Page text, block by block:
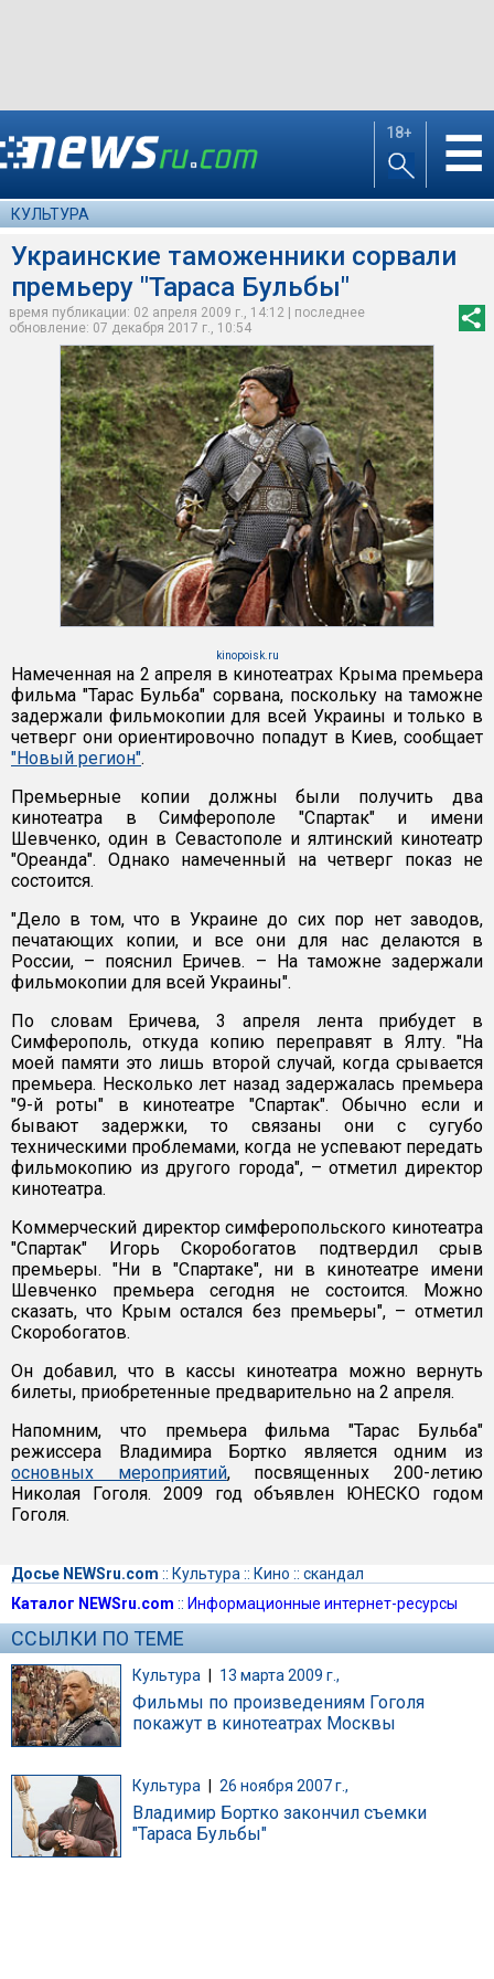
18+ ☰
КУЛЬТУРА
Украинские таможенники сорвали
премьеру "Тараса Бульбы"
время публикации: 02 апреля 2009 г., 14:12 | последнее
обновление: 07 декабря 2017 г., 10:54
kinopoisk.ru
Намеченная на 2 апреля в кинотеатрах Крыма премьера
фильма "Тарас Бульба" сорвана, поскольку на таможне
задержали фильмокопии для всей Украины и только в
четверг они ориентировочно попадут в Киев, сообщает
"Новый регион".
Премьерные копии должны были получить два
кинотеатра в Симферополе "Спартак" и имени
Шевченко, один в Севастополе и ялтинский кинотеатр
"Ореанда". Однако намеченный на четверг показ не
состоится.
"Дело в том, что в Украине до сих пор нет заводов,
печатающих копии, и все они для нас делаются в
России, – пояснил Еричев. – На таможне задержали
фильмокопии для всей Украины".
По словам Еричева, 3 апреля лента прибудет в
Симферополь, откуда копию переправят в Ялту. "На
моей памяти это лишь второй случай, когда срывается
премьера. Несколько лет назад задержалась премьера
"9-й роты" в кинотеатре "Спартак". Обычно если и
бывают задержки, то связаны они с сугубо
техническими проблемами, когда не успевают передать
фильмокопию из другого города", – отметил директор
кинотеатра.
Коммерческий директор симферопольского кинотеатра
"Спартак" Игорь Скоробогатов подтвердил срыв
премьеры. "Ни в "Спартаке", ни в кинотеатре имени
Шевченко премьера сегодня не состоится. Можно
сказать, что Крым остался без премьеры", – отметил
Скоробогатов.
Он добавил, что в кассы кинотеатра можно вернуть
билеты, приобретенные предварительно на 2 апреля.
Напомним, что премьера фильма "Тарас Бульба"
режиссера Владимира Бортко является одним из
основных мероприятий, посвященных 200-летию
Николая Гоголя. 2009 год объявлен ЮНЕСКО годом
Гоголя.
Досье NEWSru.com :: Культура :: Кино :: скандал
Каталог NEWSru.com :: Информационные интернет-ресурсы
ССЫЛКИ ПО ТЕМЕ
Культура | 13 марта 2009 г.,
Фильмы по произведениям Гоголя
покажут в кинотеатрах Москвы
Культура 26 ноября 2007 г.,
Владимир Бортко закончил съемки
"Тараса Бульбы"